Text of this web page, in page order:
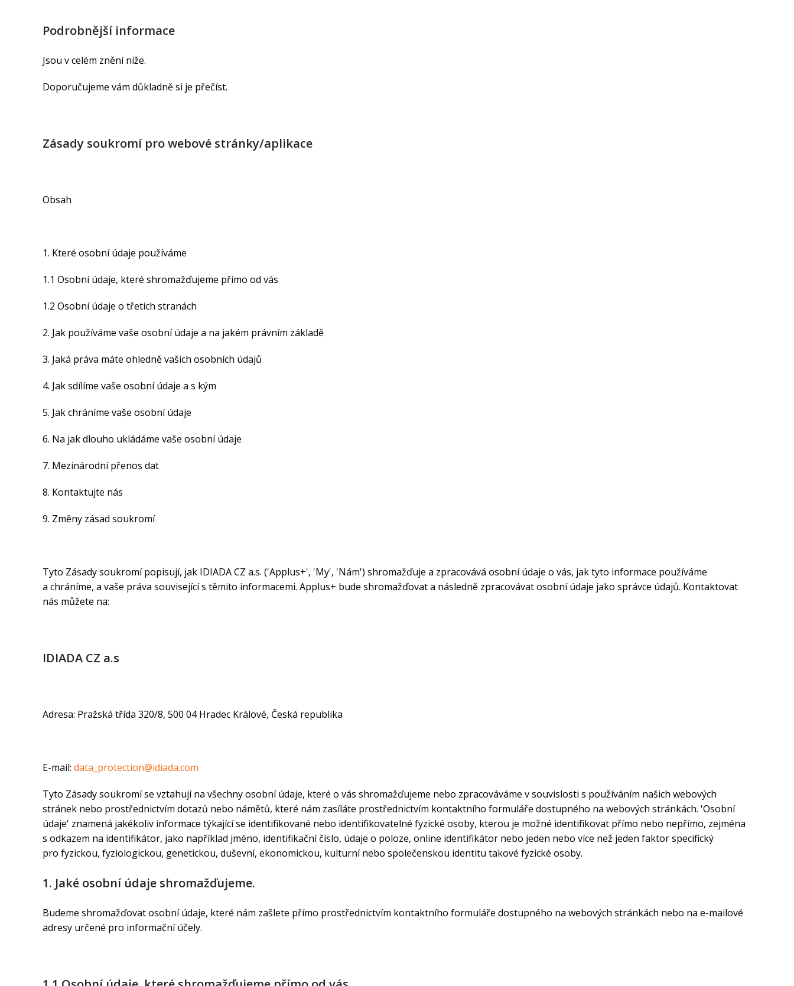
Podrobnější informace
Jsou v celém znění níže.
Doporučujeme vám důkladně si je přečíst.
Zásady soukromí pro webové stránky/aplikace
Obsah
1. Které osobní údaje používáme
1.1 Osobní údaje, které shromažďujeme přímo od vás
1.2 Osobní údaje o třetích stranách
2. Jak používáme vaše osobní údaje a na jakém právním základě
3. Jaká práva máte ohledně vašich osobních údajů
4. Jak sdílíme vaše osobní údaje a s kým
5. Jak chráníme vaše osobní údaje
6. Na jak dlouho ukládáme vaše osobní údaje
7. Mezinárodní přenos dat
8. Kontaktujte nás
9. Změny zásad soukromí
Tyto Zásady soukromí popisují, jak IDIADA CZ a.s. ('Applus+', 'My', 'Nám') shromažďuje a zpracovává osobní údaje o vás, jak tyto informace používáme
a chráníme, a vaše práva související s těmito informacemi. Applus+ bude shromažďovat a následně zpracovávat osobní údaje jako správce údajů. Kontaktovat
nás můžete na:
IDIADA CZ a.s
Adresa: Pražská třída 320/8, 500 04 Hradec Králové, Česká republika
E-mail: data_protection@idiada.com
Tyto Zásady soukromí se vztahují na všechny osobní údaje, které o vás shromažďujeme nebo zpracováváme v souvislosti s používáním našich webových
stránek nebo prostřednictvím dotazů nebo námětů, které nám zasíláte prostřednictvím kontaktního formuláře dostupného na webových stránkách. 'Osobní
údaje' znamená jakékoliv informace týkající se identifikované nebo identifikovatelné fyzické osoby, kterou je možné identifikovat přímo nebo nepřímo, zejména
s odkazem na identifikátor, jako například jméno, identifikační číslo, údaje o poloze, online identifikátor nebo jeden nebo více než jeden faktor specifický
pro fyzickou, fyziologickou, genetickou, duševní, ekonomickou, kulturní nebo společenskou identitu takové fyzické osoby.
1. Jaké osobní údaje shromažďujeme.
Budeme shromažďovat osobní údaje, které nám zašlete přímo prostřednictvím kontaktního formuláře dostupného na webových stránkách nebo na e-mailové
adresy určené pro informační účely.